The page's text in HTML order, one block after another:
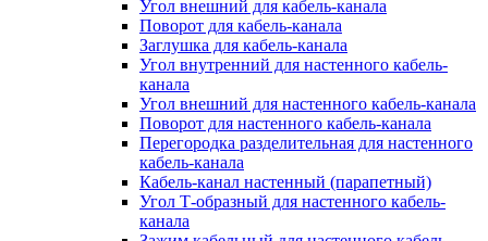
Угол внешний для кабель-канала
Поворот для кабель-канала
Заглушка для кабель-канала
Угол внутренний для настенного кабель-
канала
Угол внешний для настенного кабель-канала
Поворот для настенного кабель-канала
Перегородка разделительная для настенного
кабель-канала
Кабель-канал настенный (парапетный)
Угол Т-образный для настенного кабель-
канала